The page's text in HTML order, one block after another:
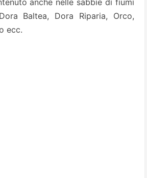
anche nelle sabbie di fiumi
Baltea, Dora Riparia, Orco,
ecc.